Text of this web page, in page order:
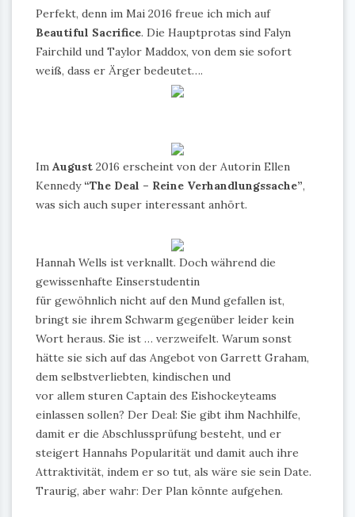
Perfekt, denn im Mai 2016 freue ich mich auf
Beautiful Sacrifice. Die Hauptprotas sind Falyn
Fairchild und Taylor Maddox, von dem sie sofort
weiß, dass er Ärger bedeutet….
Im August 2016 erscheint von der Autorin Ellen
Kennedy “The Deal – Reine Verhandlungssache”,
was sich auch super interessant anhört.
Hannah Wells ist verknallt. Doch während die
gewissenhafte Einserstudentin
für gewöhnlich nicht auf den Mund gefallen ist,
bringt sie ihrem Schwarm gegenüber leider kein
Wort heraus. Sie ist … verzweifelt. Warum sonst
hätte sie sich auf das Angebot von Garrett Graham,
dem selbstverliebten, kindischen und
vor allem sturen Captain des Eishockeyteams
einlassen sollen? Der Deal: Sie gibt ihm Nachhilfe,
damit er die Abschlussprüfung besteht, und er
steigert Hannahs Popularität und damit auch ihre
Attraktivität, indem er so tut, als wäre sie sein Date.
Traurig, aber wahr: Der Plan könnte aufgehen.